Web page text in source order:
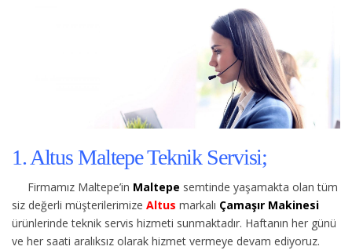
1. Altus Maltepe Teknik Servisi;
Firmamız Maltepe’in Maltepe semtinde yaşamakta olan tüm
siz değerli müşterilerimize Altus markalı Çamaşır Makinesi
ürünlerinde teknik servis hizmeti sunmaktadır. Haftanın her günü
ve her saati aralıksız olarak hizmet vermeye devam ediyoruz.